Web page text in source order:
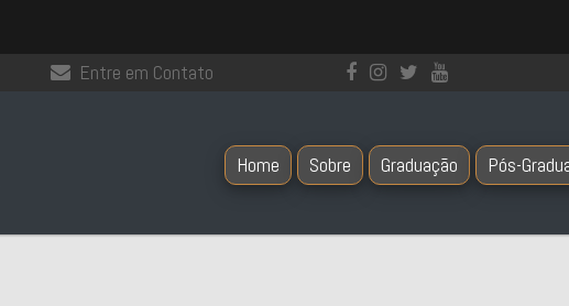
Entre em Contato
Home Sobre Graduação Pós-